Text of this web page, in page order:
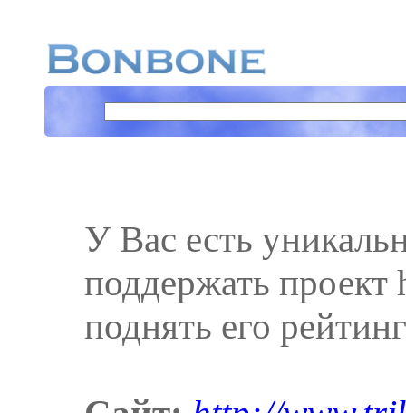
У Вас есть
поддержать
поднять его